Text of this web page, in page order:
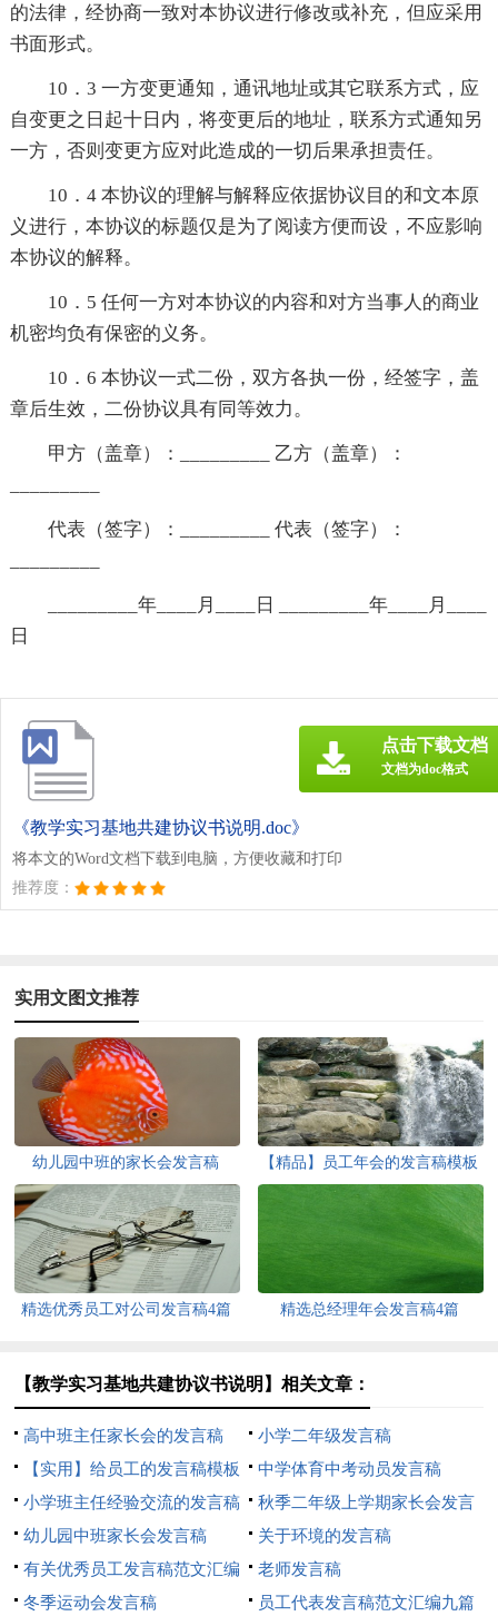
的法律，经协商一致对本协议进行修改或补充，但应采用
书面形式。
10．3 一方变更通知，通讯地址或其它联系方式，应
自变更之日起十日内，将变更后的地址，联系方式通知另
一方，否则变更方应对此造成的一切后果承担责任。
10．4 本协议的理解与解释应依据协议目的和文本原
义进行，本协议的标题仅是为了阅读方便而设，不应影响
本协议的解释。
10．5 任何一方对本协议的内容和对方当事人的商业
机密均负有保密的义务。
10．6 本协议一式二份，双方各执一份，经签字，盖
章后生效，二份协议具有同等效力。
甲方（盖章）：_________ 乙方（盖章）：
代表（签字）：_________ 代表（签字）：
_________年____月____日 _________年____月____
日
《教学实习基地共建协议书说明.doc》
将本文的Word文档下载到电脑，方便收藏和打印
推荐度：
点击下载文档
文档为doc格式
实用文图文推荐
幼儿园中班的家长会发言稿
【精品】员工年会的发言稿模板
汇总八篇
精选优秀员工对公司发言稿4篇 精选总经理年会发言稿4篇
【教学实习基地共建协议书说明】相关文章：
高中班主任家长会的发言稿
小学二年级发言稿
【实用】给员工的发言稿模板
汇总8篇
中学体育中考动员发言稿
小学班主任经验交流的发言稿
秋季二年级上学期家长会发言
稿范文
幼儿园中班家长会发言稿
关于环境的发言稿
有关优秀员工发言稿范文汇编
8篇
老师发言稿
冬季运动会发言稿
员工代表发言稿范文汇编九篇